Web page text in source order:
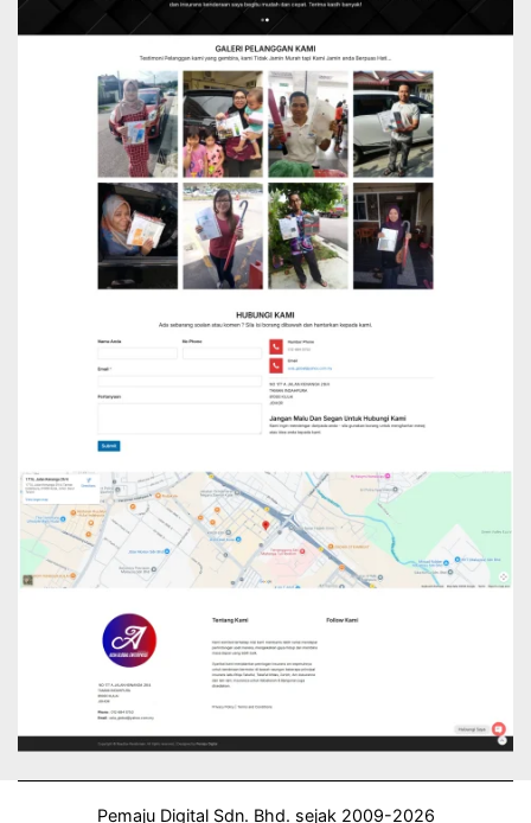
Pemaju Digital Sdn. Bhd. sejak 2009-2026